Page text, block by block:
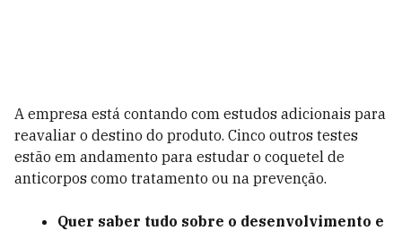
A empresa está contando com estudos adicionais para
reavaliar o destino do produto. Cinco outros testes
estão em andamento para estudar o coquetel de
anticorpos como tratamento ou na prevenção.
Quer saber tudo sobre o desenvolvimento e